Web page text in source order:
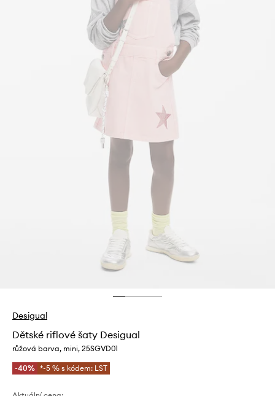
Desigual
Dětské riflové šaty Desigual
růžová barva, mini, 25SGVD01
-40% *-5 % s kódem: LST